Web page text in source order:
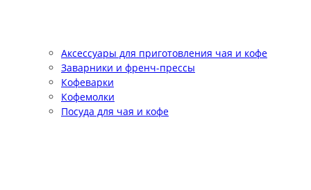
Аксессуары для приготовления чая и кофе
Заварники и френч-прессы
Кофеварки
Кофемолки
Посуда для чая и кофе